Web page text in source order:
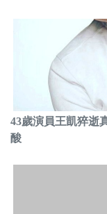
43歲演員王凱猝逝
酸